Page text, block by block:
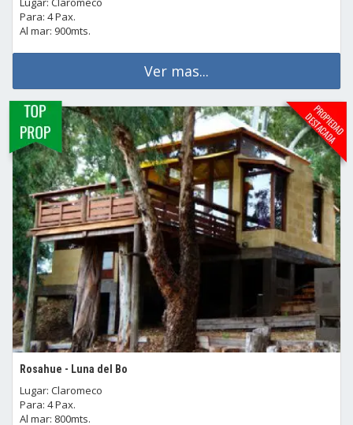
Para: 4 Pax.
Al mar: 900mts.
Ver mas...
Rosahue - Luna del Bo
Lugar: Claromeco
Para: 4 Pax.
Al mar: 800mts.